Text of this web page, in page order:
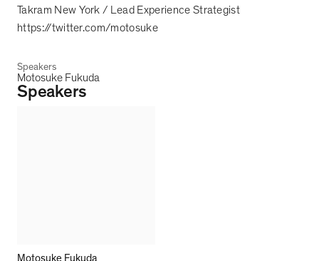
Takram New York / Lead Experience Strategist
https://twitter.com/motosuke
Speakers
Motosuke Fukuda
Speakers
Motosuke Fukuda